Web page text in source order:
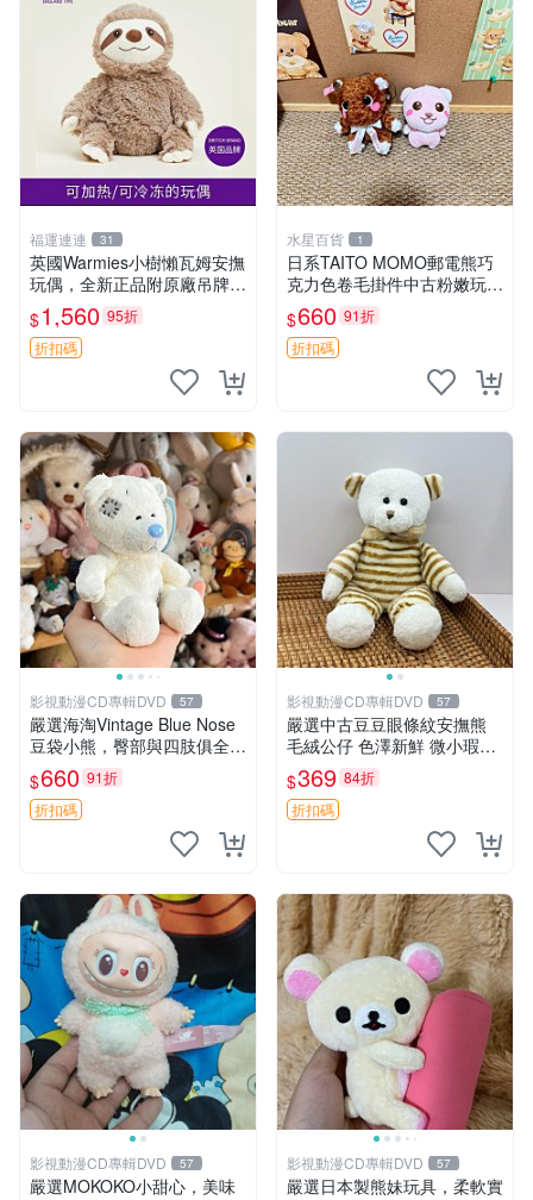
福運連連 31
英國Warmies小樹懶瓦姆安撫
玩偶，全新正品附原廠吊牌與
防塵袋，內藏薰衣草可加熱，
適合各個年齡層，冷暖兩用享
受抱抱樂趣，不容錯過嚴選好
$1,560 95折
折扣碼
水星百貨 1
日系TAITO MOMO郵電熊巧
克力色卷毛掛件中古粉嫩玩偶
微瑕推薦 postpet momo 郵
電熊 中古玩偶
$660 91折
折扣碼
影視動漫CD專輯DVD 57
嚴選海淘Vintage Blue Nose
豆袋小熊，臀部與四肢俱全，
坐高11公分，附原盒與吊牌
收藏。藍鼻子小熊，值得擁有
玩具 憶熊
$660 91折
折扣碼
影視動漫CD專輯DVD 57
嚴選中古豆豆眼條紋安撫熊
毛絨公仔 色澤新鮮 微小瑕疵
可收藏 中古 安撫熊 條紋公仔
$369 84折
折扣碼
影視動漫CD專輯DVD 57
嚴選MOKOKO小甜心，美味
影視動漫CD專輯DVD 57
嚴選日本製熊妹玩具，柔軟實